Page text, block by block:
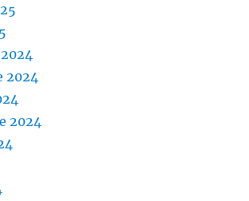
2024
2024